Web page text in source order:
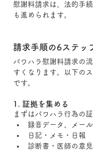
慰謝料請求は、法的手
も進められます。
請求手順の6ステッ
パワハラ慰謝料請求の
すくなります。以下の
です。
1. 証拠を集める
まずはパワハラ行為の
録音データ、メー
日記・メモ・日報
診断書・医師の意見